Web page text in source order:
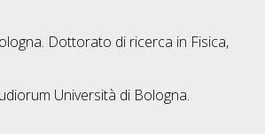
Dottorato di ricerca in Fisica,
Università di Bologna.